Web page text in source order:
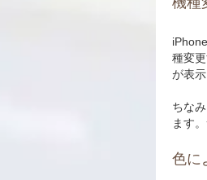
種変
が表
ちな
ます
色に